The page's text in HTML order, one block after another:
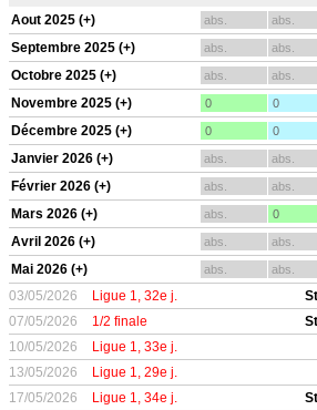
Aout 2025 (+) abs. abs.
Septembre 2025 (+) abs. abs.
Octobre 2025 (+) abs. abs.
Novembre 2025 (+) 0 0
Décembre 2025 (+) 0 0
Janvier 2026 (+) abs. abs.
Février 2026 (+) abs. abs.
Mars 2026 (+) abs. 0
Avril 2026 (+) abs. abs.
Mai 2026 (+) abs. abs.
03/05/2026 Ligue 1, 32e j.
07/05/2026
1/2 finale
10/05/2026
Ligue 1, 33e j.
13/05/2026
Ligue 1, 29e j.
17/05/2026
Ligue 1, 34e j.